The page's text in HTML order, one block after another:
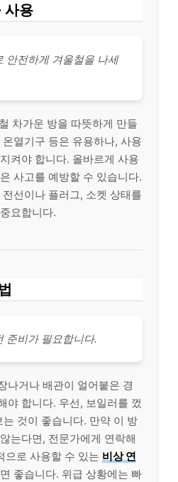
사용
안전하게 겨울철을 나세
차가운 방을 따뜻하게 만들
열기구 등은 유용하나, 사용
켜야 합니다. 올바르게 사용
사고를 예방할 수 있습니다.
선이나 플러그, 소켓 상태를
요합니다.
준비가 필요합니다.
나거나 배관이 얼어붙은 경
야 합니다. 우선, 보일러를 껐
것이 좋습니다. 만약 이 방
는다면, 전문가에게 연락해
으로 사용할 수 있는 비상 연
좋습니다. 위급 상황에는 빠